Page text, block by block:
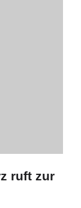
ruft zur